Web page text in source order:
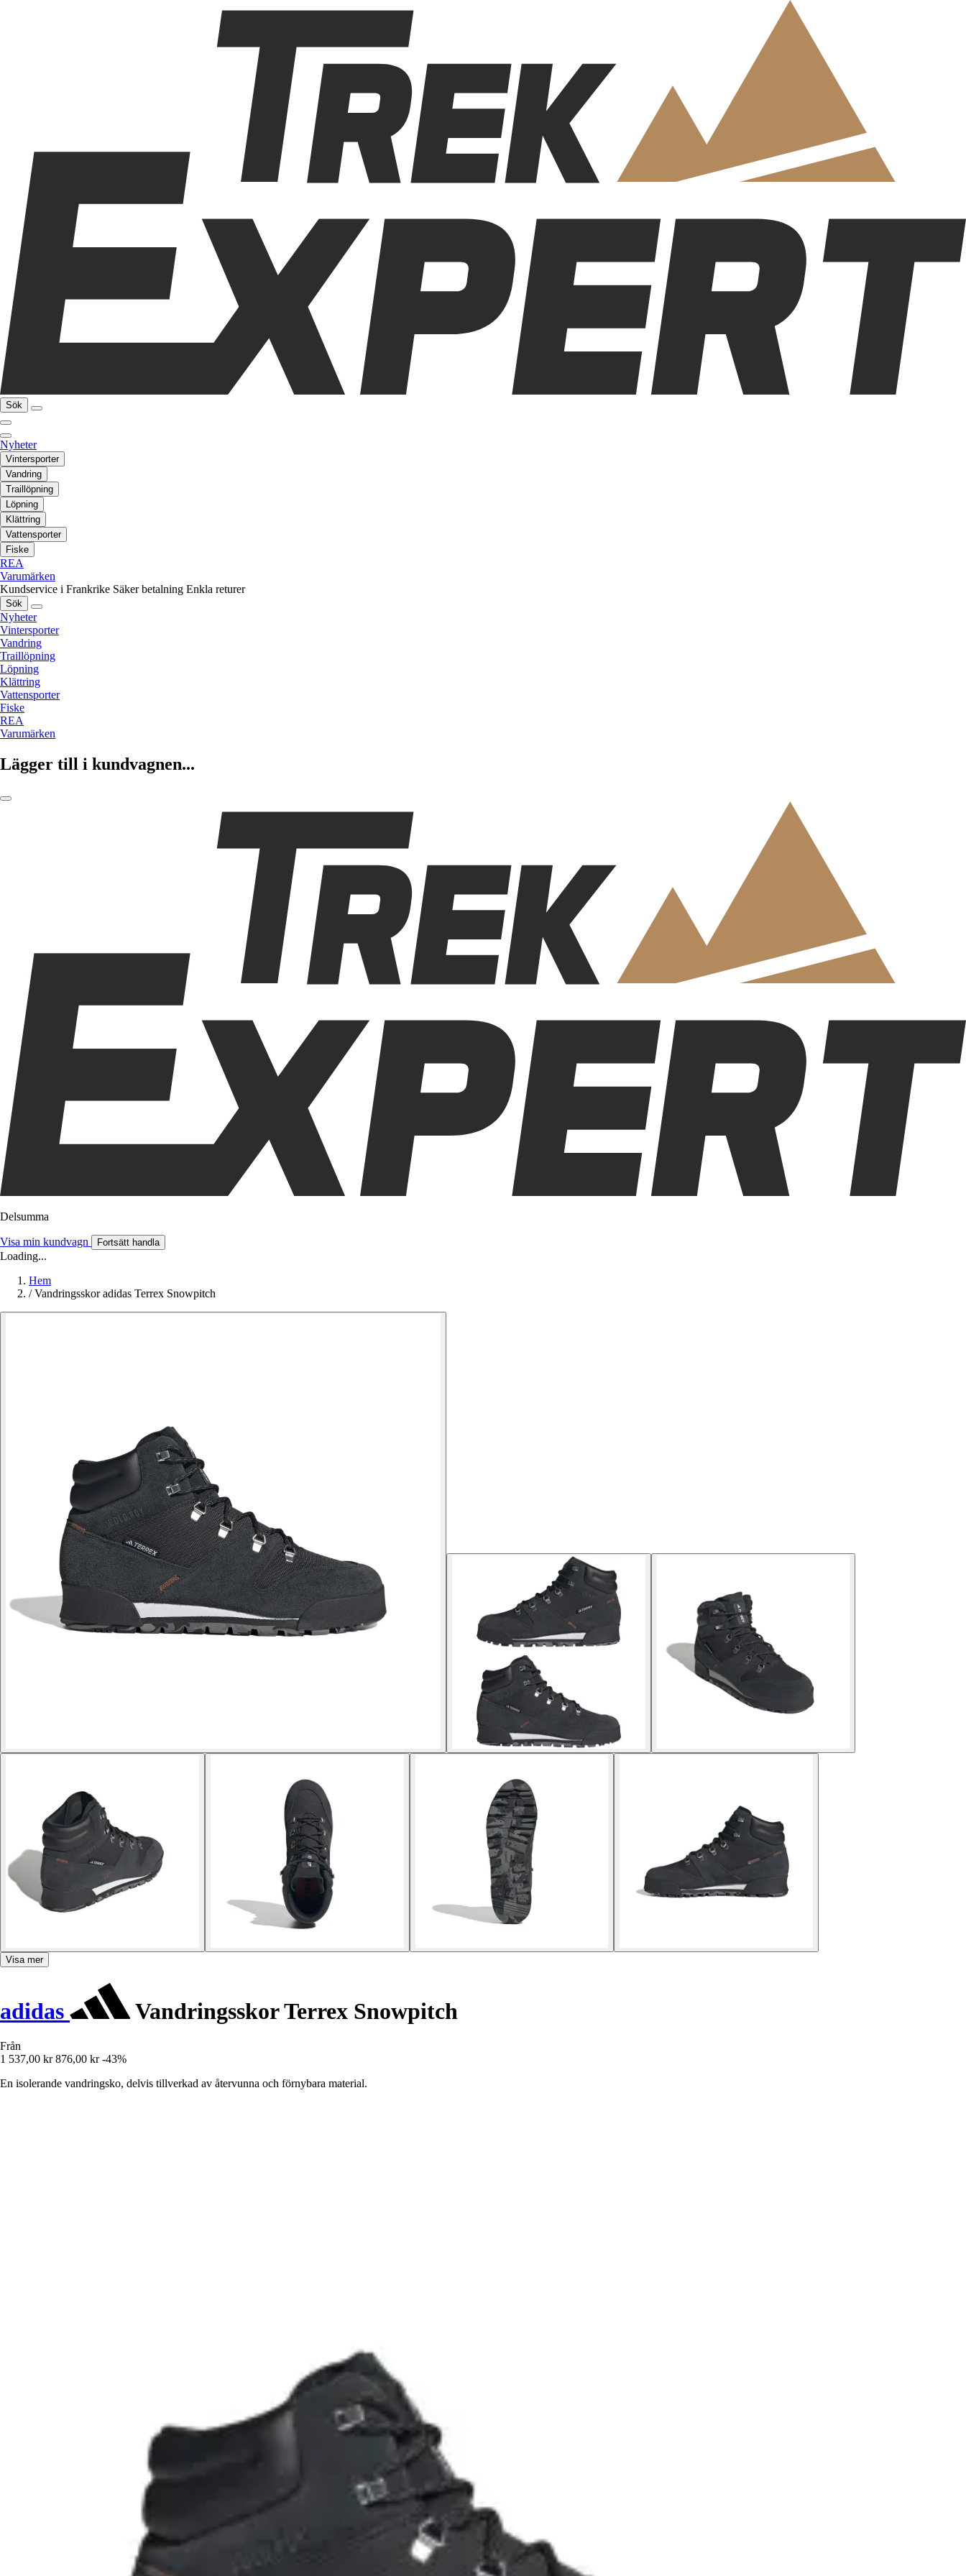
Sök
Nyheter
Vintersporter
Vandring
Traillöpning
Löpning
Klättring
Vattensporter
Fiske
REA
Varumärken
Kundservice i Frankrike Säker betalning Enkla returer
Sök
Nyheter
Vintersporter
Vandring
Traillöpning
Löpning
Klättring
Vattensporter
Fiske
REA
Varumärken
Lägger till i kundvagnen...
Delsumma
Visa min kundvagn Fortsätt handla
Loading...
Hem
/ Vandringsskor adidas Terrex Snowpitch
Visa mer
adidas Vandringsskor Terrex Snowpitch
Från
1 537,00 kr 876,00 kr -43%
En isolerande vandringsko, delvis tillverkad av återvunna och förnybara material.